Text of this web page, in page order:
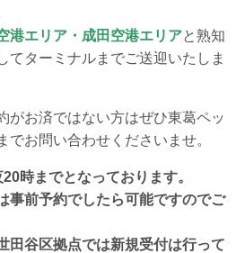
港エリア・成田空港エリアと熟知
てターミナルまでご送迎いたしま
がお済ではない方はぜひ東葛ペッ
でお問い合わせくださいませ。
時までとなっております。
事前予約でしたら可能ですのでご
田谷区拠点では新規受付は行って